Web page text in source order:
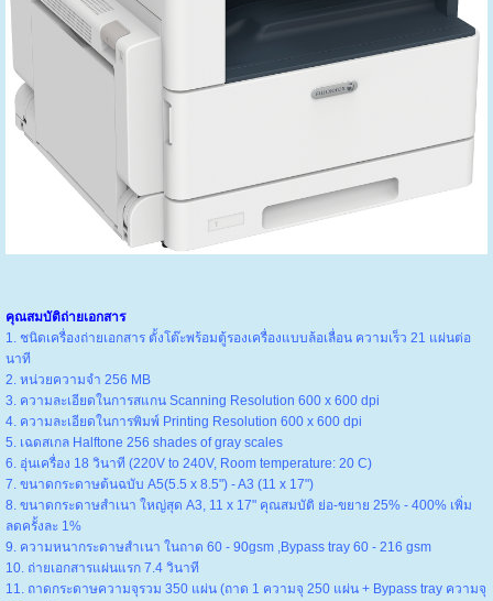
คุณสมบัติถ่ายเอกสาร
1. ชนิดเครื่องถ่ายเอกสาร ตั้งโต๊ะพร้อมตู้รองเครื่องแบบล้อเลื่อน ความเร็ว 21 แผ่นต่อ
นาที
2. หน่วยความจำ 256 MB
3. ความละเอียดในการสแกน Scanning Resolution 600 x 600 dpi
4. ความละเอียดในการพิมพ์ Printing Resolution 600 x 600 dpi
5. เฉดสเกล Halftone 256 shades of gray scales
6. อุ่นเครื่อง 18 วินาที (220V to 240V, Room temperature: 20 C)
7. ขนาดกระดาษต้นฉบับ A5(5.5 x 8.5") - A3 (11 x 17")
8. ขนาดกระดาษสำเนา ใหญ่สุด A3, 11 x 17" คุณสมบัติ ย่อ-ขยาย 25% - 400% เพิ่ม
ลดครั้งละ 1%
9. ความหนากระดาษสำเนา ในถาด 60 - 90gsm ,Bypass tray 60 - 216 gsm
10. ถ่ายเอกสารแผ่นแรก 7.4 วินาที
11. ถาดกระดาษความจุรวม 350 แผ่น (ถาด 1 ความจุ 250 แผ่น + Bypass tray ความจุ